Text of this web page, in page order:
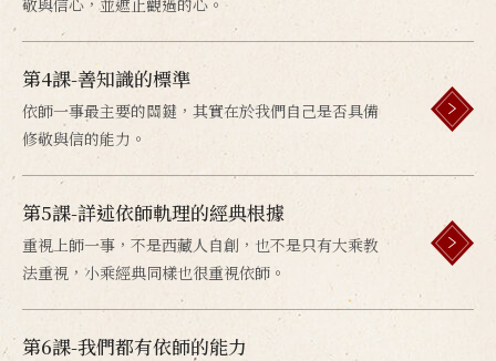
敬與信心，並遮止觀過的心。
第4課-善知識的標準
依師一事最主要的關鍵，其實在於我們自己是否具備
修敬與信的能力。
第5課-詳述依師軌理的經典根據
重視上師一事，不是西藏人自創，也不是只有大乘教
法重視，小乘經典同樣也很重視依師。
第6課-我們都有依師的能力